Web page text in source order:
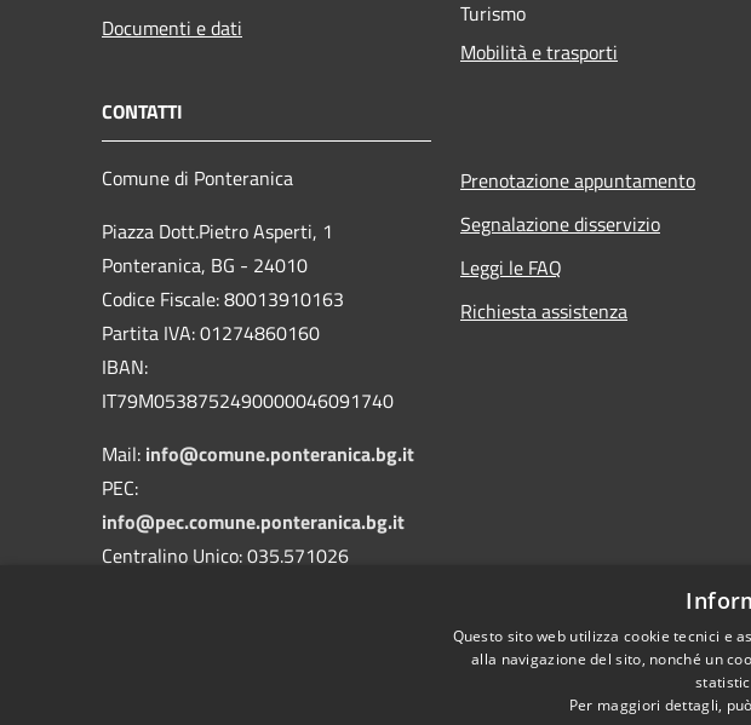
Documenti e dati
Turismo
Mobilità e trasporti
CONTATTI
Comune di Ponteranica
Piazza Dott.Pietro Asperti, 1
Ponteranica, BG - 24010
Codice Fiscale: 80013910163
Partita IVA: 01274860160
IBAN:
IT79M0538752490000046091740
Mail: info@comune.ponteranica.bg.it
PEC:
info@pec.comune.ponteranica.bg.it
Centralino Unico: 035.571026
Prenotazione appuntamento
Segnalazione disservizio
Leggi le FAQ
Richiesta assistenza
Questo sito web utilizza cookie tecnici e
alla navigazione del sito, nonché un
Per maggiori dettagli,